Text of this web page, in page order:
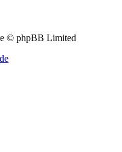
© phpBB Limited